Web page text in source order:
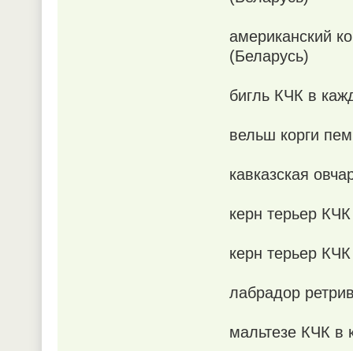
американский
(Беларусь)
бигль КЧК в
вельш корги
кавказская
керн терьер
керн терьер
лабрадор
мальтезе КЧК в